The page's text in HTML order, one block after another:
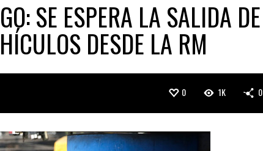
SE ESPERA LA SALIDA DE
DESDE LA RM
0 1K 0